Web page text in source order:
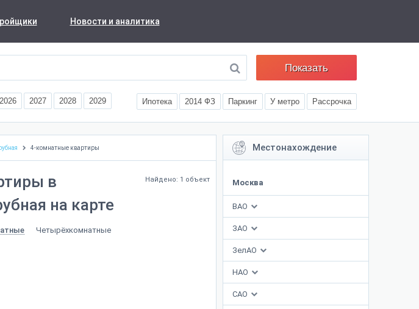
Новости и аналитика
Показать
2026 2027 2028 2029 Ипотека 2014 ФЗ Паркинг У метро Рассрочка
Местонахождение
Москва
ВАО
ЗАО
ЗелАО
НАО
САО
4-комнатные квартиры
Найдено: 1 объект
в
на карте
Четырёхкомнатные